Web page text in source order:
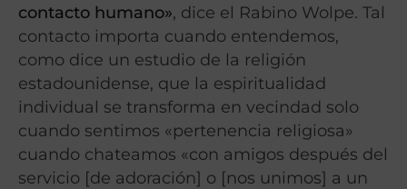
contacto humano», dice el Rabino Wolpe. Tal
contacto importa cuando entendemos,
como dice un estudio de la religión
estadounidense, que la espiritualidad
individual se transforma en vecindad solo
cuando sentimos «pertenencia religiosa»
cuando chateamos «con amigos después del
servicio [de adoración] o [nos unimos] a un